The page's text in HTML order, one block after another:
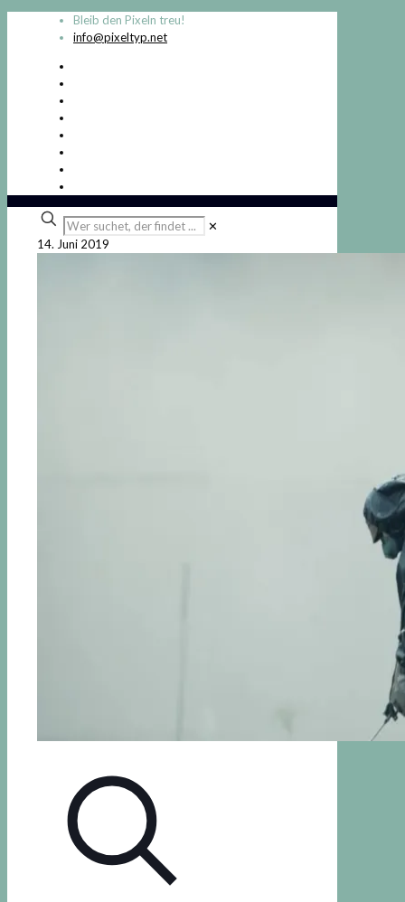
Bleib den Pixeln treu!
info@pixeltyp.net
Wer
suchet,
der
✕
14. Juni 2019